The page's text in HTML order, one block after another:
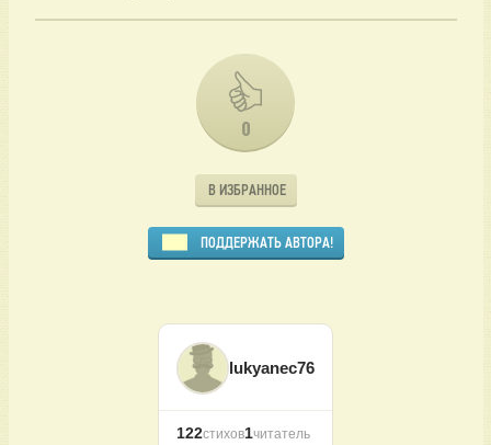
0
В ИЗБРАННОЕ
ПОДДЕРЖАТЬ АВТОРА!
lukyanec76
122стихов1читатель